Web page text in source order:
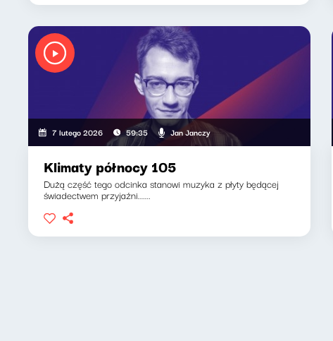
7 lutego 2026 59:35 Jan Janczy
Klimaty północy 105
Dużą część tego odcinka stanowi muzyka z płyty będącej
świadectwem przyjaźni......